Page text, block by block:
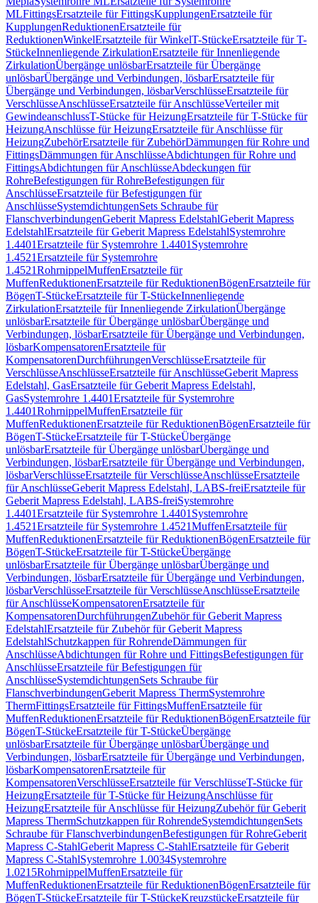
MLFittingsErsatzteile für FittingsKupplungenErsatzteile für
KupplungenReduktionenErsatzteile für
ReduktionenWinkelErsatzteile für WinkelT-StückeErsatzteile für T-
StückeInnenliegende ZirkulationErsatzteile für Innenliegende
ZirkulationÜbergänge unlösbarErsatzteile für Übergänge
unlösbarÜbergänge und Verbindungen, lösbarErsatzteile für
Übergänge und Verbindungen, lösbarVerschlüsseErsatzteile für
VerschlüsseAnschlüsseErsatzteile für AnschlüsseVerteiler mit
GewindeanschlussT-Stücke für HeizungErsatzteile für T-Stücke für
HeizungAnschlüsse für HeizungErsatzteile für Anschlüsse für
HeizungZubehörErsatzteile für ZubehörDämmungen für Rohre und
FittingsDämmungen für AnschlüsseAbdichtungen für Rohre und
FittingsAbdichtungen für AnschlüsseAbdeckungen für
RohreBefestigungen für RohreBefestigungen für
AnschlüsseErsatzteile für Befestigungen für
AnschlüsseSystemdichtungenSets Schraube für
FlanschverbindungenGeberit Mapress EdelstahlGeberit Mapress
EdelstahlErsatzteile für Geberit Mapress EdelstahlSystemrohre
1.4401Ersatzteile für Systemrohre 1.4401 Systemrohre
1.4521Ersatzteile für Systemrohre
1.4521RohrnippelMuffenErsatzteile für
MuffenReduktionenErsatzteile für ReduktionenBögenErsatzteile für
BögenT-StückeErsatzteile für T-StückeInnenliegende
ZirkulationErsatzteile für Innenliegende ZirkulationÜbergänge
unlösbarErsatzteile für Übergänge unlösbarÜbergänge und
Verbindungen, lösbarErsatzteile für Übergänge und Verbindungen,
lösbarKompensatorenErsatzteile für
KompensatorenDurchführungenVerschlüsseErsatzteile für
VerschlüsseAnschlüsseErsatzteile für AnschlüsseGeberit Mapress
Edelstahl, GasErsatzteile für Geberit Mapress Edelstahl,
GasSystemrohre 1.4401Ersatzteile für Systemrohre
1.4401RohrnippelMuffenErsatzteile für
MuffenReduktionenErsatzteile für ReduktionenBögenErsatzteile für
BögenT-StückeErsatzteile für T-StückeÜbergänge
unlösbarErsatzteile für Übergänge unlösbarÜbergänge und
Verbindungen, lösbarErsatzteile für Übergänge und Verbindungen,
lösbarVerschlüsseErsatzteile für VerschlüsseAnschlüsseErsatzteile
für AnschlüsseGeberit Mapress Edelstahl, LABS-freiErsatzteile für
Geberit Mapress Edelstahl, LABS-freiSystemrohre
1.4401Ersatzteile für Systemrohre 1.4401 Systemrohre
1.4521Ersatzteile für Systemrohre 1.4521MuffenErsatzteile für
MuffenReduktionenErsatzteile für ReduktionenBögenErsatzteile für
BögenT-StückeErsatzteile für T-StückeÜbergänge
unlösbarErsatzteile für Übergänge unlösbarÜbergänge und
Verbindungen, lösbarErsatzteile für Übergänge und Verbindungen,
lösbarVerschlüsseErsatzteile für VerschlüsseAnschlüsseErsatzteile
für AnschlüsseKompensatorenErsatzteile für
KompensatorenDurchführungenZubehör für Geberit Mapress
EdelstahlErsatzteile für Zubehör für Geberit Mapress
EdelstahlSchutzkappen für RohrendeDämmungen für
AnschlüsseAbdichtungen für Rohre und FittingsBefestigungen für
AnschlüsseErsatzteile für Befestigungen für
AnschlüsseSystemdichtungenSets Schraube für
FlanschverbindungenGeberit Mapress ThermSystemrohre
ThermFittingsErsatzteile für FittingsMuffenErsatzteile für
MuffenReduktionenErsatzteile für ReduktionenBögenErsatzteile für
BögenT-StückeErsatzteile für T-StückeÜbergänge
unlösbarErsatzteile für Übergänge unlösbarÜbergänge und
Verbindungen, lösbarErsatzteile für Übergänge und Verbindungen,
lösbarKompensatorenErsatzteile für
KompensatorenVerschlüsseErsatzteile für VerschlüsseT-Stücke für
HeizungErsatzteile für T-Stücke für HeizungAnschlüsse für
HeizungErsatzteile für Anschlüsse für HeizungZubehör für Geberit
Mapress ThermSchutzkappen für RohrendeSystemdichtungenSets
Schraube für FlanschverbindungenBefestigungen für RohreGeberit
Mapress C-StahlGeberit Mapress C-StahlErsatzteile für Geberit
Mapress C-StahlSystemrohre 1.0034Systemrohre
1.0215RohrnippelMuffenErsatzteile für
MuffenReduktionenErsatzteile für ReduktionenBögenErsatzteile für
BögenT-StückeErsatzteile für T-StückeKreuzstückeErsatzteile für